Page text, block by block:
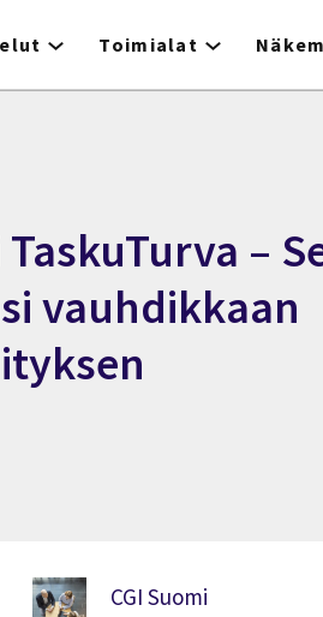
Toimialat
–
vauhdikkaan
CGI Suomi